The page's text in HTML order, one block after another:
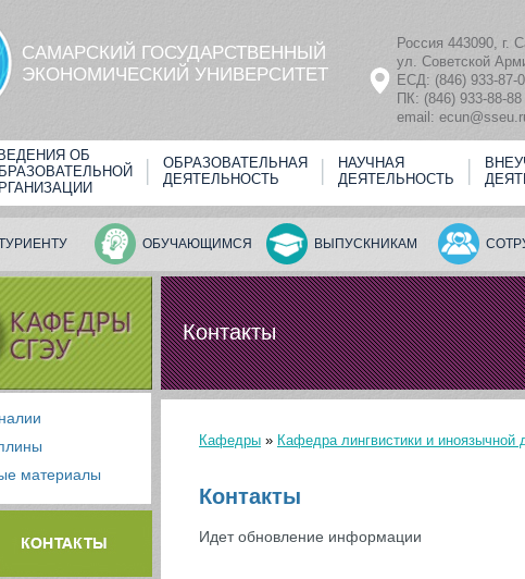
САМАРСКИЙ ГОСУДАРСТВЕННЫЙ
ЭКОНОМИЧЕСКИЙ УНИВЕРСИТЕТ
Россия 443090, г.
ул. Советской
ЕСД: (846) 933-87-
ПК: (846) 933-88-88
email:
ОБ
ОБРАЗОВАТЕЛЬНАЯ
ДЕЯТЕЛЬНОСТЬ
НАУЧНАЯ
ДЕЯТЕЛЬНОСТЬ
ВЫПУСКНИКАМ
ОБУЧАЮЩИМСЯ
материалы
Контакты
Кафедры » Кафедра лингвистики и иноязычной
Контакты
Идет обновление информации